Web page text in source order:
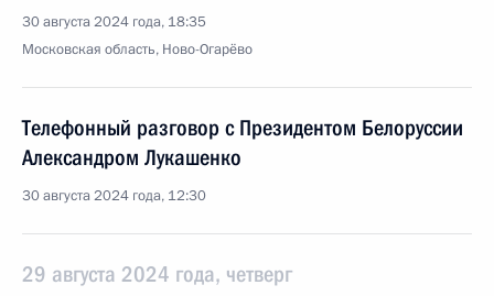
30 августа 2024 года, 18:35
Московская область, Ново-Огарёво
Телефонный разговор с Президентом Белоруссии
Александром Лукашенко
30 августа 2024 года, 12:30
29 августа 2024 года, четверг